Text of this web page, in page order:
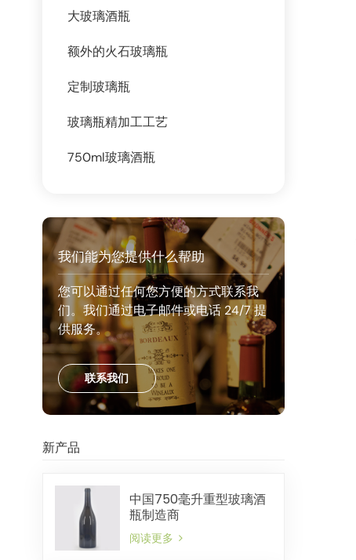
大玻璃酒瓶
额外的火石玻璃瓶
定制玻璃瓶
玻璃瓶精加工工艺
750ml玻璃酒瓶
我们能为您提供什么帮助
您可以通过任何您方便的方式联系我
们。我们通过电子邮件或电话 24/7 提
供服务。
联系我们
新产品
中国750毫升重型玻璃酒
瓶制造商
阅读更多